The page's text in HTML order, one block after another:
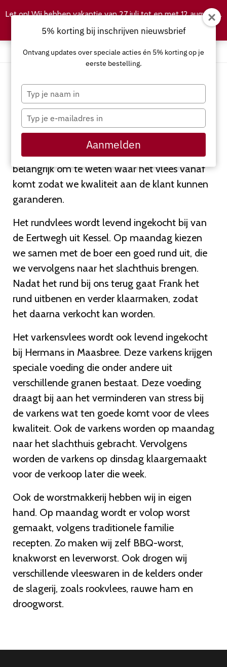
Kwaliteit
Bij Meatshop staat kwaliteit voorop. De
varkens en runderen worden zelf uitgezocht en
naar het slachthuis gebracht. Wij vinden het
belangrijk om te weten waar het vlees vanaf
komt zodat we kwaliteit aan de klant kunnen
garanderen.
Het rundvlees wordt levend ingekocht bij van
de Eertwegh uit Kessel. Op maandag kiezen
we samen met de boer een goed rund uit, die
we vervolgens naar het slachthuis brengen.
Nadat het rund bij ons terug gaat Frank het
rund uitbenen en verder klaarmaken, zodat
het daarna verkocht kan worden.
Het varkensvlees wordt ook levend ingekocht
bij Hermans in Maasbree. Deze varkens krijgen
speciale voeding die onder andere uit
verschillende granen bestaat. Deze voeding
draagt bij aan het verminderen van stress bij
de varkens wat ten goede komt voor de vlees
kwaliteit. Ook de varkens worden op maandag
naar het slachthuis gebracht. Vervolgens
worden de varkens op dinsdag klaargemaakt
voor de verkoop later die week.
Ook de worstmakkerij hebben wij in eigen
hand. Op maandag wordt er volop worst
gemaakt, volgens traditionele familie
recepten. Zo maken wij zelf BBQ-worst,
knakworst en leverworst. Ook drogen wij
verschillende vleeswaren in de kelders onder
de slagerij, zoals rookvlees, rauwe ham en
droogworst.
5% korting bij inschrijven nieuwsbrief
Ontvang updates over speciale acties én 5% korting op je
eerste bestelling.
Typ
je
naam
Typ
je
e-
in
Aanmelden
Let op! Wij hebben vakantie van 27 juli tot en met 12 augustus.
Negeren